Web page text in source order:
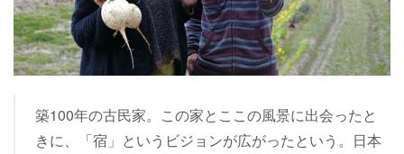
築100年の古民家。この家とここの風景に出会ったと
きに、「宿」というビジョンが広がったという。日本